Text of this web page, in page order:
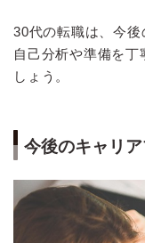
30代の転職は、今後
自己分析や準備を丁
しょう。
今後のキャリ